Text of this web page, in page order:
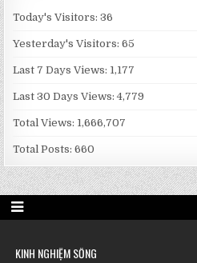
Today's Visitors:36
Yesterday's Visitors:65
Last 7 Days Views: 1,177
Last 30 Days Views:4,779
Total Views: 1,666,707
Total Posts:660
KINH NGHIỆM SỐNG